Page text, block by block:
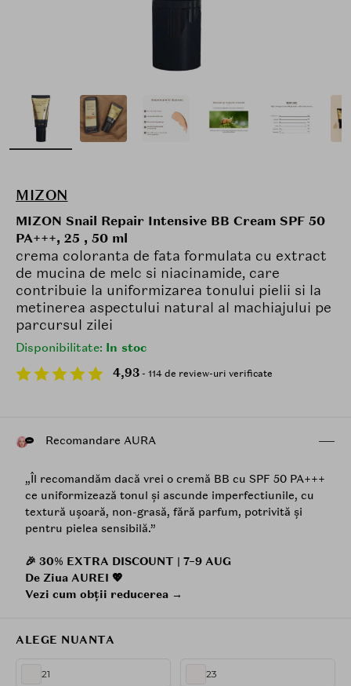
MIZON
MIZON Snail Repair Intensive BB Cream SPF 50
PA+++, 25 , 50 ml
crema coloranta de fata formulata cu extract
de mucina de melc si niacinamide, care
contribuie la uniformizarea tonului pielii si la
metinerea aspectului natural al machiajului pe
parcursul zilei
Disponibilitate: In stoc
4,93 - 114 de review-uri verificate
Recomandare AURA
„Îl recomandăm dacă vrei o cremă BB cu SPF 50 PA+++
ce uniformizează tonul și ascunde imperfectiunile, cu
textură ușoară, non-grasă, fără parfum, potrivită și
pentru pielea sensibilă.”
🎉 30% EXTRA DISCOUNT | 7–9 AUG
De Ziua AUREI 💖
Vezi cum obții reducerea →
ALEGE NUANTA
21 23